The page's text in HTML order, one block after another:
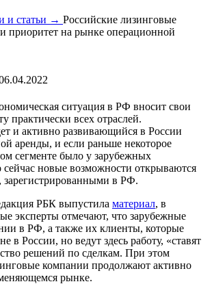
и статьи → Российские лизинговые
приоритет на рынке операционной
ситуация в РФ вносит свои
практически всех отраслей.
и активно развивающийся в России
аренды, и если раньше некоторое
сегменте было у зарубежных
сейчас новые возможности открываются
зарегистрированными в РФ.
РБК выпустила материал, в
эксперты отмечают, что зарубежные
в РФ, а также их клиенты, которые
в России, но ведут здесь работу, «ставят
решений по сделкам. При этом
компании продолжают активно
рынке.